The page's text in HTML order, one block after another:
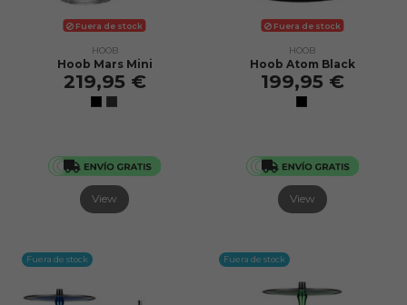
Fuera de stock
HOOB
Hoob Mars Mini
219,95 €
View
Fuera de stock
HOOB
Hoob Atom Black
199,95 €
View
Fuera de stock Fuera de stock